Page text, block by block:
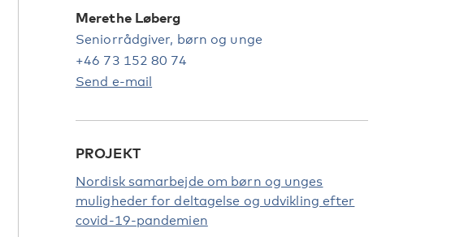
Merethe Løberg
Seniorrådgiver, børn og unge
+46 73 152 80 74
Send e-mail
PROJEKT
Nordisk samarbejde om børn og unges
muligheder for deltagelse og udvikling efter
covid-19-pandemien